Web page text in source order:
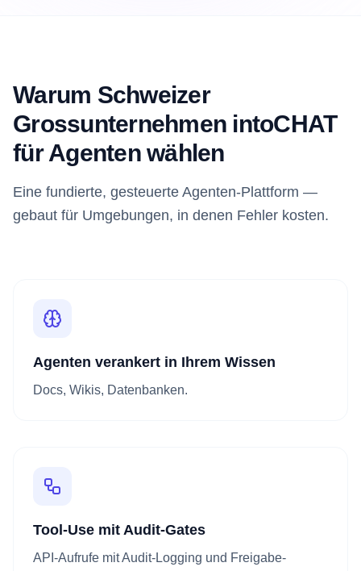
Warum Schweizer
Grossunternehmen intoCHAT
für Agenten wählen
Eine fundierte, gesteuerte Agenten-Plattform —
gebaut für Umgebungen, in denen Fehler kosten.
Agenten verankert in Ihrem Wissen
Docs, Wikis, Datenbanken.
Tool-Use mit Audit-Gates
API-Aufrufe mit Audit-Logging und Freigabe-